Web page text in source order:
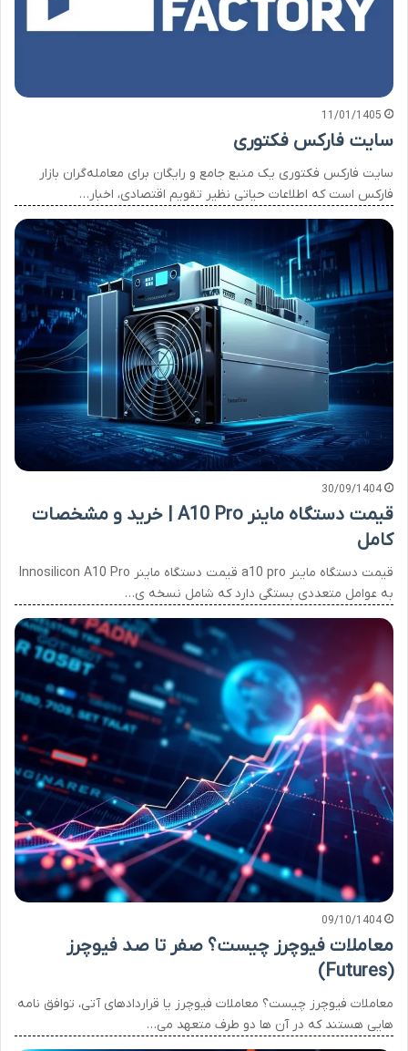
11/01/1405
سایت فارکس فکتوری
سایت فارکس فکتوری یک منبع جامع و رایگان برای معامله‌گران بازار
فارکس است که اطلاعات حیاتی نظیر تقویم اقتصادی، اخبار…
30/09/1404
قیمت دستگاه ماینر A10 Pro | خرید و مشخصات
کامل
قیمت دستگاه ماینر a10 pro قیمت دستگاه ماینر Innosilicon A10 Pro
به عوامل متعددی بستگی دارد که شامل نسخه ی…
09/10/1404
معاملات فیوچرز چیست؟ صفر تا صد فیوچرز
(Futures)
معاملات فیوچرز چیست؟ معاملات فیوچرز یا قراردادهای آتی، توافق نامه
هایی هستند که در آن ها دو طرف متعهد می…